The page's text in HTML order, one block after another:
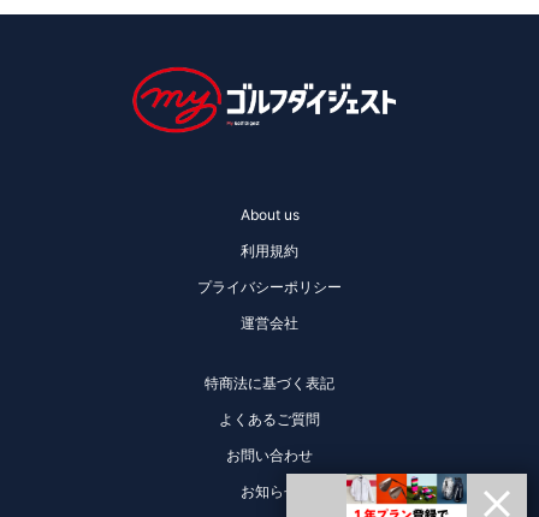
About us
利用規約
プライバシーポリシー
運営会社
特商法に基づく表記
よくあるご質問
お問い合わせ
お知らせ